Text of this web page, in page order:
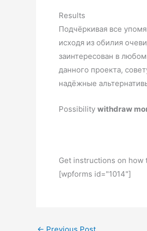
Results
Подчёркивая все
исходя из обилия
заинтересован в
данного проекта,
надёжные
Possibility withdraw
Get instructions on how
[wpforms id="1014"]
← Previous Post